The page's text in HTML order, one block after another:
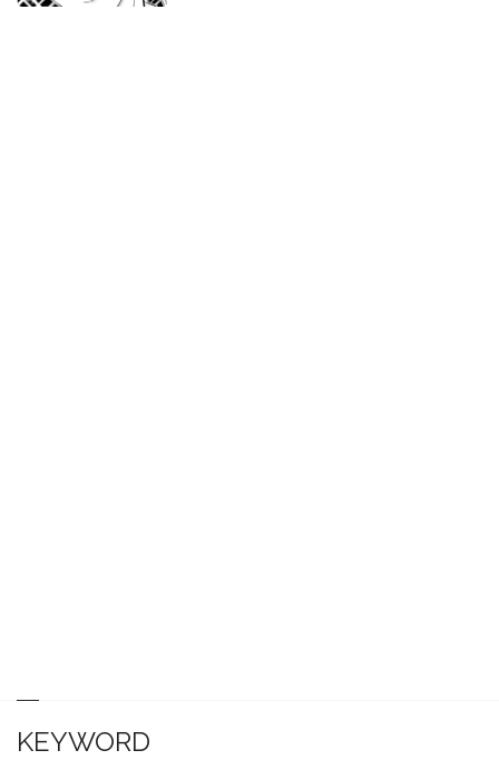
KEYWORD